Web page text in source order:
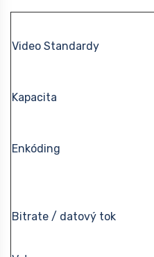
Video Standardy
Kapacita
Enkóding
Bitrate / datový tok